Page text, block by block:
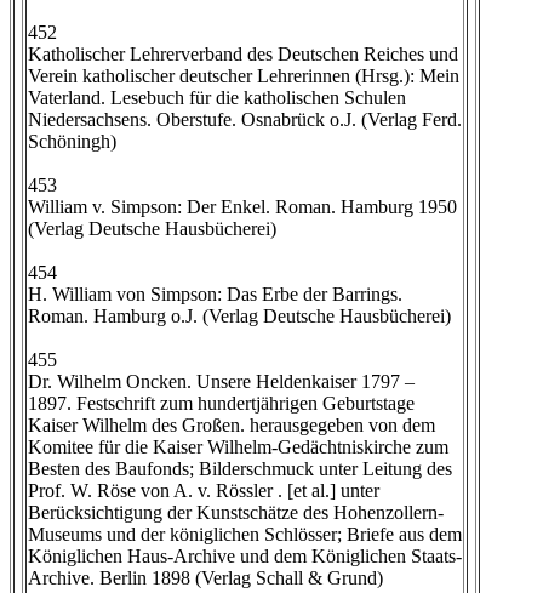
452
Katholischer Lehrerverband des Deutschen Reiches und
Verein katholischer deutscher Lehrerinnen (Hrsg.): Mein
Vaterland. Lesebuch für die katholischen Schulen
Niedersachsens. Oberstufe. Osnabrück o.J. (Verlag Ferd.
Schöningh)
453
William v. Simpson: Der Enkel. Roman. Hamburg 1950
(Verlag Deutsche Hausbücherei)
454
H. William von Simpson: Das Erbe der Barrings.
Roman. Hamburg o.J. (Verlag Deutsche Hausbücherei)
455
Dr. Wilhelm Oncken. Unsere Heldenkaiser 1797 –
1897. Festschrift zum hundertjährigen Geburtstage
Kaiser Wilhelm des Großen. herausgegeben von dem
Komitee für die Kaiser Wilhelm-Gedächtniskirche zum
Besten des Baufonds; Bilderschmuck unter Leitung des
Prof. W. Röse von A. v. Rössler . [et al.] unter
Berücksichtigung der Kunstschätze des Hohenzollern-
Museums und der königlichen Schlösser; Briefe aus dem
Königlichen Haus-Archive und dem Königlichen Staats-
Archive. Berlin 1898 (Verlag Schall & Grund)